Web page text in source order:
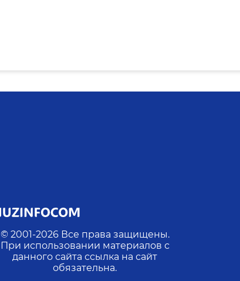
© 2001-2026 Все права защищены.
При использовании материалов с
данного сайта ссылка на сайт
обязательна.